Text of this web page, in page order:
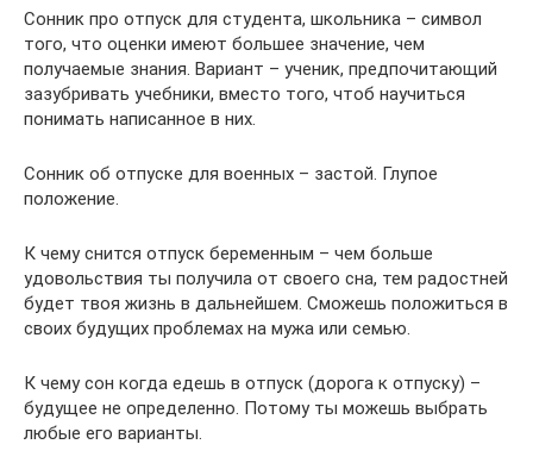
Сонник про отпуск для студента, школьника – символ
того, что оценки имеют большее значение, чем
получаемые знания. Вариант – ученик, предпочитающий
зазубривать учебники, вместо того, чтоб научиться
понимать написанное в них.
Сонник об отпуске для военных – застой. Глупое
положение.
К чему снится отпуск беременным – чем больше
удовольствия ты получила от своего сна, тем радостней
будет твоя жизнь в дальнейшем. Сможешь положиться в
своих будущих проблемах на мужа или семью.
К чему сон когда едешь в отпуск (дорога к отпуску) –
будущее не определенно. Потому ты можешь выбрать
любые его варианты.